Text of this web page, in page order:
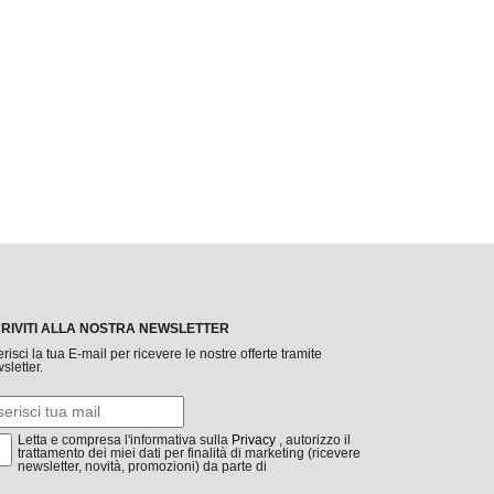
ALLA NOSTRA NEWSLETTER
la tua E-mail per ricevere le nostre offerte tramite
Letta e compresa l'informativa sulla Privacy , autorizzo il
trattamento dei miei dati per finalità di marketing (ricevere
newsletter, novità, promozioni) da parte di